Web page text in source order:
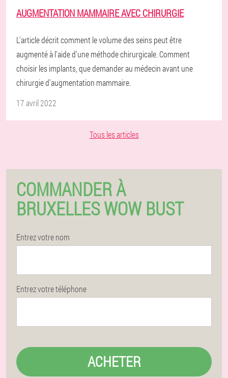
AUGMENTATION MAMMAIRE AVEC CHIRURGIE
L'article décrit comment le volume des seins peut être
augmenté à l'aide d'une méthode chirurgicale. Comment
choisir les implants, que demander au médecin avant une
chirurgie d'augmentation mammaire.
17 avril 2022
Tous les articles
COMMANDER À
BRUXELLES WOW BUST
Entrez votre nom
Entrez votre téléphone
ACHETER